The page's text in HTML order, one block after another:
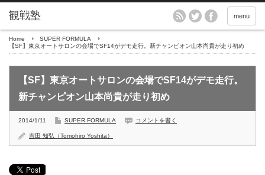
menu
Home
SUPER FORMULA
【SF】東京オートサロンの会場でSF14がデモ走行。新チャンピオン山本尚貴が走り初め
【SF】東京オートサロンの会場でSF14がデモ走行。
新チャンピオン山本尚貴が走り初め
2014/1/11 SUPER FORMULA コメントを書く
吉田 知弘（Tomohiro Yoshita）